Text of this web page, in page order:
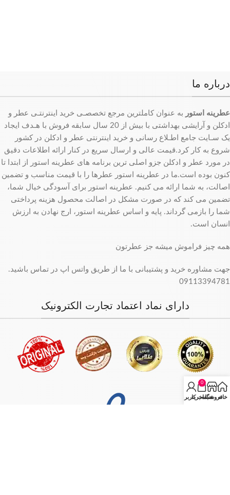
درباره ما
عطرینه استور به عنوان کاملترین مرجع تخصصـی خرید اینترنتـی عطر و
ادکلن و آرایشی بهداشتی با بیش از 20 سال سابقه فروش با هـدف ایجاد
یک سـایت جامع اطـلاع رسانی و خرید اینترنتی عطر و ادکلن در کشور
شروع به کار کرد.قیمت عالی و ارسال سریع در کنار ارائه اطلاعات دقیق
در مورد عطر و ادکلن جزو اصلی ترین برنامه های عطرینه استور از ابتدا تا
کنون بوده است.ما در عطرینه استور عطرها را با قیمت مناسب و تضمین
اصالت، به شما ارائه می کنیم. عطرینه استور برای آسودگی خیال شما،
تضمین می کند که در صورت مشکل در اصالت محصول هزینه پرداختی
شما را بازمی گرداند. پایه و اساس عطرینه استور، ارج نهادن به ارزش
انسان است.
همه چیز فراموش میشه جز عطرتون
جهت مشاوره خرید و پشتیبانی با ما از طریق واتس اپ در تماس باشید.
09113394781
دارای نماد اعتماد تجارت الکترونیک
خانهفروشگاه
0
سبد خرید
حساب کاربری من